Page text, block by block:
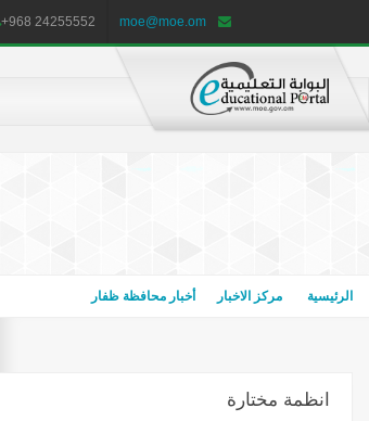
moe@moe.om
+968 24255552
الرئيسية مركز الاخبار أخبار محافظة ظفار
انظمة مختارة